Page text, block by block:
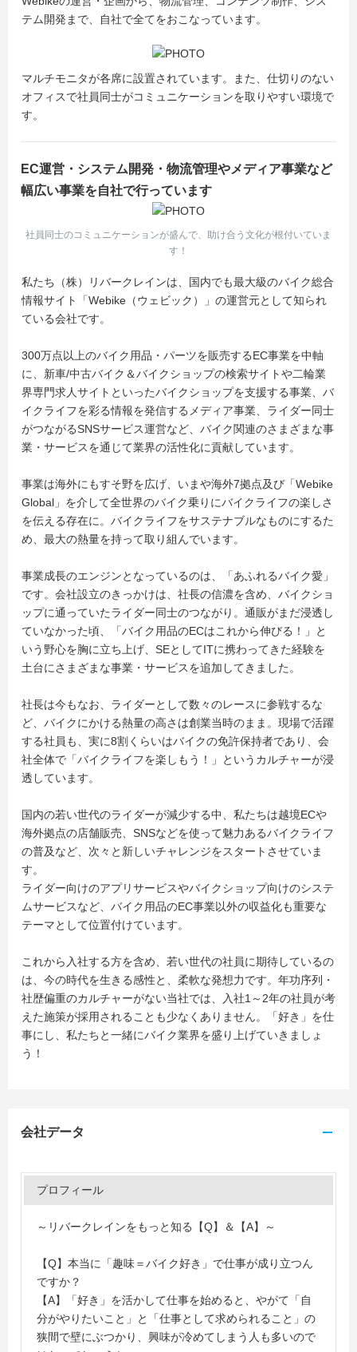
テム開発まで、自社で全てをおこなっています。
マルチモニタが各席に設置されています。また、仕切りのない
オフィスで社員同士がコミュニケーションを取りやすい環境で
す。
EC運営・システム開発・物流管理やメディア事業など
幅広い事業を自社で行っています
社員同士のコミュニケーションが盛んで、助け合う文化が根付いていま
す！
私たち（株）リバークレインは、国内でも最大級のバイク総合
情報サイト「Webike（ウェビック）」の運営元として知られ
ている会社です。
300万点以上のバイク用品・パーツを販売するEC事業を中軸
に、新車/中古バイク＆バイクショップの検索サイトや二輪業
界専門求人サイトといったバイクショップを支援する事業、バ
イクライフを彩る情報を発信するメディア事業、ライダー同士
がつながるSNSサービス運営など、バイク関連のさまざまな事
業・サービスを通じて業界の活性化に貢献しています。
事業は海外にもすそ野を広げ、いまや海外7拠点及び「Webike
Global」を介して全世界のバイク乗りにバイクライフの楽しさ
を伝える存在に。バイクライフをサステナブルなものにするた
め、最大の熱量を持って取り組んでいます。
事業成長のエンジンとなっているのは、「あふれるバイク愛」
です。会社設立のきっかけは、社長の信濃を含め、バイクショ
ップに通っていたライダー同士のつながり。通販がまだ浸透し
ていなかった頃、「バイク用品のECはこれから伸びる！」と
いう野心を胸に立ち上げ、SEとしてITに携わってきた経験を
土台にさまざまな事業・サービスを追加してきました。
社長は今もなお、ライダーとして数々のレースに参戦するな
ど、バイクにかける熱量の高さは創業当時のまま。現場で活躍
する社員も、実に8割くらいはバイクの免許保持者であり、会
社全体で「バイクライフを楽しもう！」というカルチャーが浸
透しています。
国内の若い世代のライダーが減少する中、私たちは越境ECや
海外拠点の店舗販売、SNSなどを使って魅力あるバイクライフ
の普及など、次々と新しいチャレンジをスタートさせていま
す。
ライダー向けのアプリサービスやバイクショップ向けのシステ
ムサービスなど、バイク用品のEC事業以外の収益化も重要な
テーマとして位置付けています。
これから入社する方を含め、若い世代の社員に期待しているの
は、今の時代を生きる感性と、柔軟な発想力です。年功序列・
社歴偏重のカルチャーがない当社では、入社1～2年の社員が考
えた施策が採用されることも少なくありません。「好き」を仕
事にし、私たちと一緒にバイク業界を盛り上げていきましょ
う！
会社データ
プロフィール
～リバークレインをもっと知る【Q】＆【A】～
【Q】本当に「趣味＝バイク好き」で仕事が成り立つん
ですか？
【A】「好き」を活かして仕事を始めると、やがて「自
分がやりたいこと」と「仕事として求められること」の
狭間で壁にぶつかり、興味が冷めてしまう人も多いので